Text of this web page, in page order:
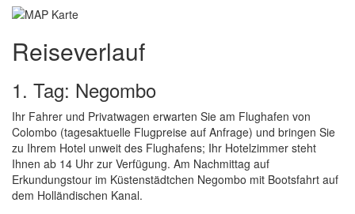
Reiseverlauf
1. Tag: Negombo
Ihr Fahrer und Privatwagen erwarten Sie am Flughafen von
Colombo (tagesaktuelle Flugpreise auf Anfrage) und bringen Sie
zu Ihrem Hotel unweit des Flughafens; Ihr Hotelzimmer steht
Ihnen ab 14 Uhr zur Verfügung. Am Nachmittag auf
Erkundungstour im Küstenstädtchen Negombo mit Bootsfahrt auf
dem Holländischen Kanal.